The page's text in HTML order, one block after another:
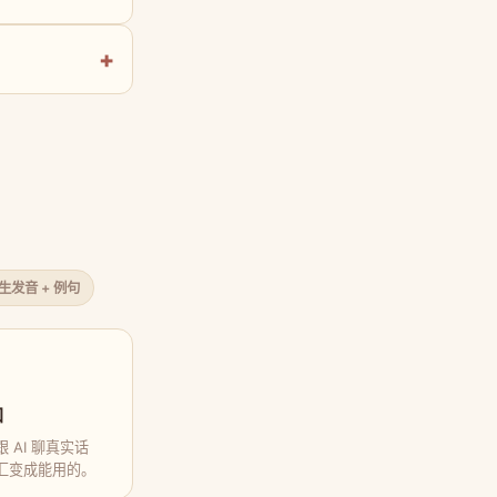
发音 + 例句
AI 聊真实话
成能用的。